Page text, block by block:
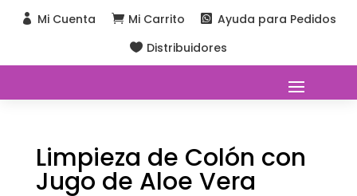
 Mi Cuenta  Mi Carrito  Ayuda para Pedidos
 Distribuidores
Limpieza de Colón con
Jugo de Aloe Vera